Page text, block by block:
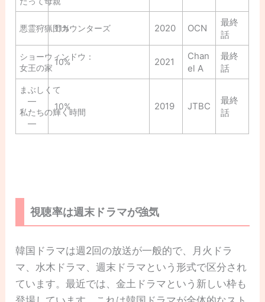
悪霊狩猟団カウンターズ
11% 2020 OCN
最終
話
ショーウィンドウ：
女王の家
10% 2021
Chan
el A
最終
話
まぶしくて
―
私たちの輝く時間
―
10% 2019 JTBC
最終
話
視聴率は週末ドラマが強気
韓国ドラマは週2回の放送が一般的で、月火ドラ
マ、水木ドラマ、週末ドラマという形式で区分され
ています。最近では、金土ドラマという新しい枠も